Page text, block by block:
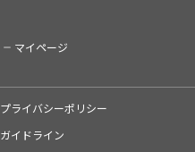
マイページ
プライバシーポリシー
ガイドライン